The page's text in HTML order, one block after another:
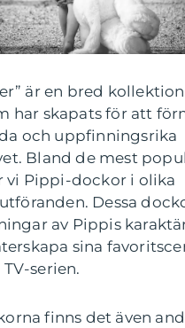
är en bred
har skapats för att
och uppfinningsrika
Bland de mest
vi Pippi-dockor i olika
Dessa
av Pippis
sina
serien.
finns det även